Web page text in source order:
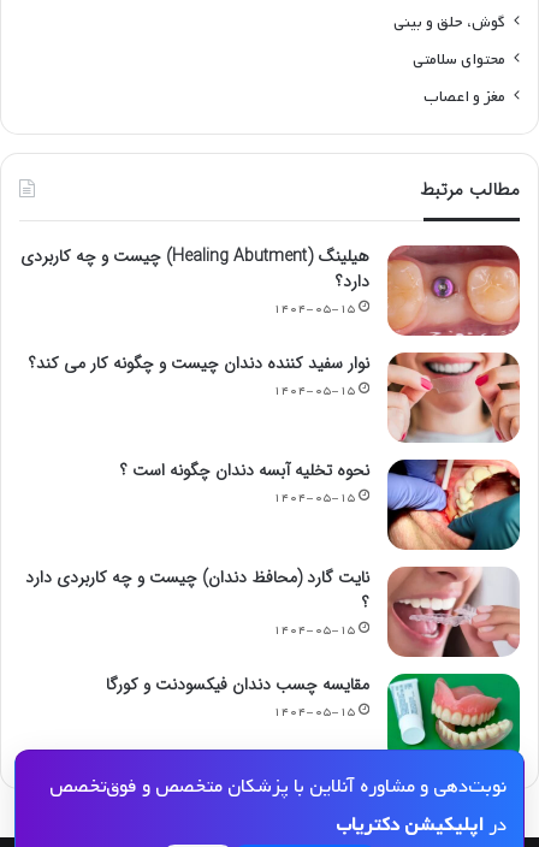
گوش، حلق و بینی
محتوای سلامتی
مغز و اعصاب
مطالب مرتبط
هیلینگ (Healing Abutment) چیست و چه کاربردی
دارد؟
۱۴۰۴-۰۵-۱۵
نوار سفید کننده دندان چیست و چگونه کار می کند؟
۱۴۰۴-۰۵-۱۵
نحوه تخلیه آبسه دندان چگونه است ؟
۱۴۰۴-۰۵-۱۵
نایت گارد (محافظ دندان) چیست و چه کاربردی دارد
؟
۱۴۰۴-۰۵-۱۵
مقایسه چسب دندان فیکسودنت و کورگا
۱۴۰۴-۰۵-۱۵
نوبت‌دهی و مشاوره آنلاین با پزشکان متخصص و فوق‌تخصص
دراپلیکیشن دکتریاب